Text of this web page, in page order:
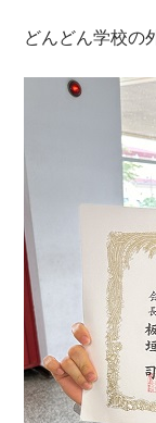
どんどん学校の